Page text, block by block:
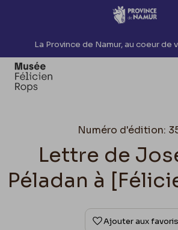
Accèder directement au
La Province de Namur, au coeur de
Numéro d'édition:
Lettre de
Péladan à
Ajouter aux favoris